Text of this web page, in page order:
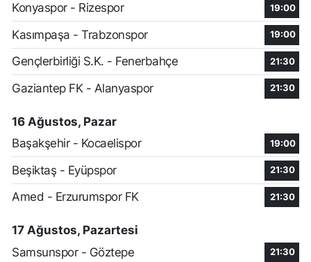
Konyaspor - Rizespor
19:00
Kasımpaşa - Trabzonspor 19:00
Gençlerbirliği S.K. - Fenerbahçe 21:30
Gaziantep FK - Alanyaspor 21:30
16 Ağustos, Pazar
Başakşehir - Kocaelispor
19:00
Beşiktaş - Eyüpspor 21:30
Amed - Erzurumspor FK 21:30
17 Ağustos, Pazartesi
Samsunspor - Göztepe
21:30